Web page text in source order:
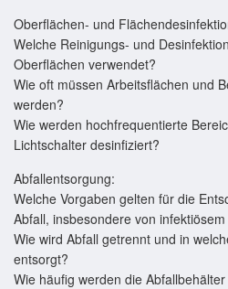
Oberflächen- und
Welche Reinigungs- und
Oberflächen verwendet?
Wie oft müssen Arbeitsflächen und
werden?
Wie werden hochfrequentierte
Lichtschalter desinfiziert?
Abfallentsorgung:
Welche Vorgaben gelten für die
Abfall, insbesondere von
Wie wird Abfall getrennt und in
entsorgt?
Wie häufig werden die